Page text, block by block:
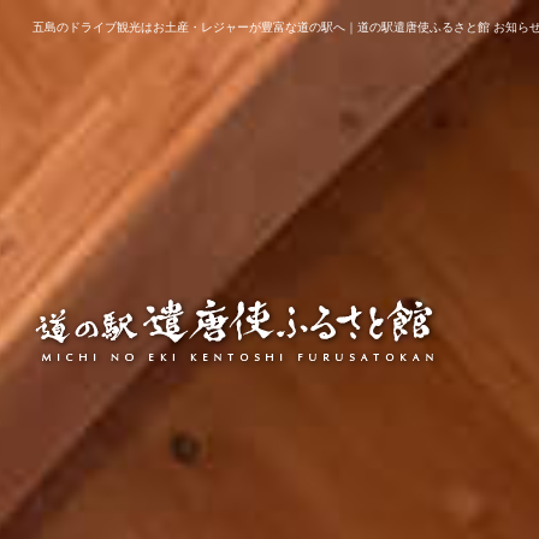
五島のドライブ観光はお土産・レジャーが豊富な道の駅へ｜道の駅遣唐使ふるさと館 お知ら